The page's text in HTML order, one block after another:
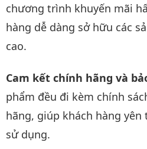
chương trình khuyến mãi
hàng dễ dàng sở hữu các
cao.
Cam kết chính hãng và
phẩm đều đi kèm chính
hãng, giúp khách hàng
sử dụng.